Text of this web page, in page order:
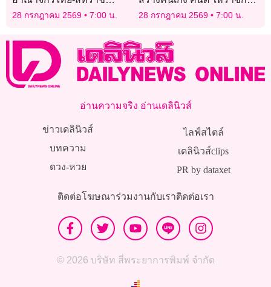
อาณาจักร’
28 กรกฎาคม 2569 7:00 น.
ไทย
28 กรกฎาคม 2569 7:00 น.
อ่านความจริง อ่านเดลินิวส์
ข่าวเดลินิวส์
บทความ
ดวง-หวย
ไลฟ์สไตล์
เดลินิวส์clips
PR by dataxet
ติดต่อโฆษณาร่วมงานกับเราติดต่อเรา
© 2026 บริษัท สี่พระยาการพิมพ์ จำกัด